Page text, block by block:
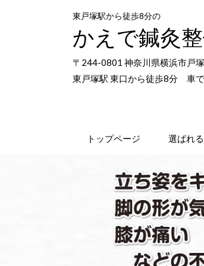
東戸塚駅から徒歩8分の
かえで鍼灸
〒244-0801 神奈川県横浜市
東戸塚駅 東口から徒歩8分 車
トップページ 選ばれ